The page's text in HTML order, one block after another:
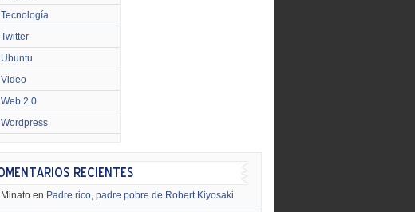
Tecnología
Twitter
Ubuntu
Video
Web 2.0
Wordpress
Minato en Padre rico, padre pobre de Robert Kiyosaki